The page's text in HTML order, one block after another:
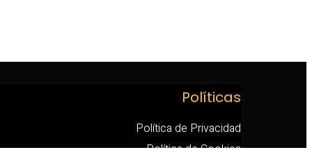
Políticas
Política de Privacidad
Política de Cookies